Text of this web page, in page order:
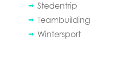
Stedentrip
Teambuilding
Wintersport